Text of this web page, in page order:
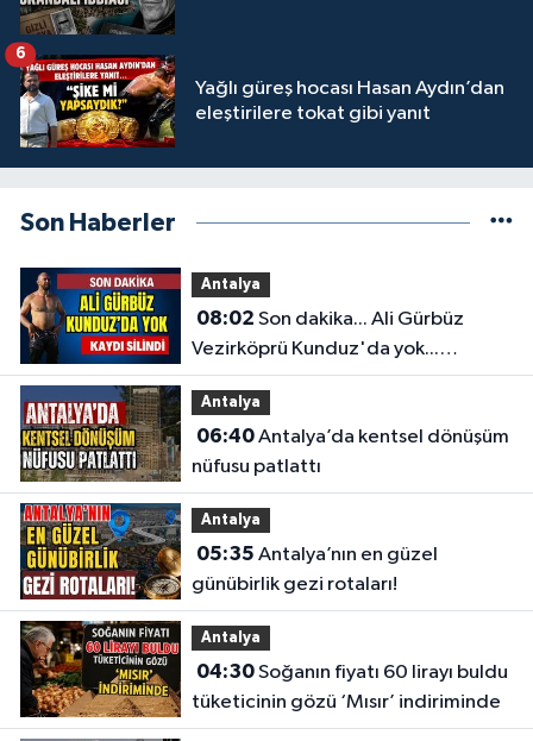
Yağlı güreş hocası Hasan Aydın’dan
eleştirilere tokat gibi yanıt
6
Son Haberler
Antalya
08:02
Vezirköprü Kunduz'da yok...
Antalyalı başpehlivanın ismi
sistemden silindi
Antalya
06:40Antalya’da kentsel dönüşüm
nüfusu patlattı
Antalya
05:35
günübirlik gezi rotaları!
Antalya
04:30Soğanın fiyatı 60 lirayı buldu
tüketicinin gözü ‘Mısır’ indiriminde